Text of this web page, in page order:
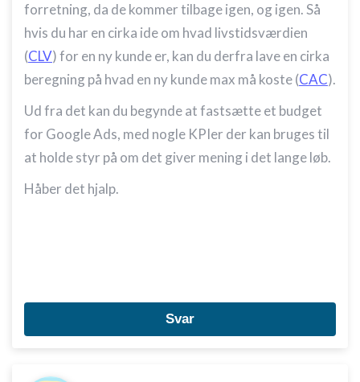
forretning, da de kommer tilbage igen, og igen. Så
hvis du har en cirka ide om hvad livstidsværdien
(CLV) for en ny kunde er, kan du derfra lave en cirka
beregning på hvad en ny kunde max må koste (CAC).
Ud fra det kan du begynde at fastsætte et budget
for Google Ads, med nogle KPIer der kan bruges til
at holde styr på om det giver mening i det lange løb.
Håber det hjalp.
Svar